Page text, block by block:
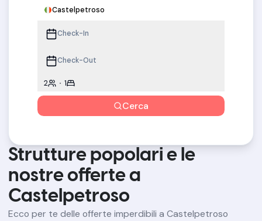
Castelpetroso
2 1
Cerca
Strutture popolari e le
nostre offerte a
Castelpetroso
Ecco per te delle offerte imperdibili a Castelpetroso